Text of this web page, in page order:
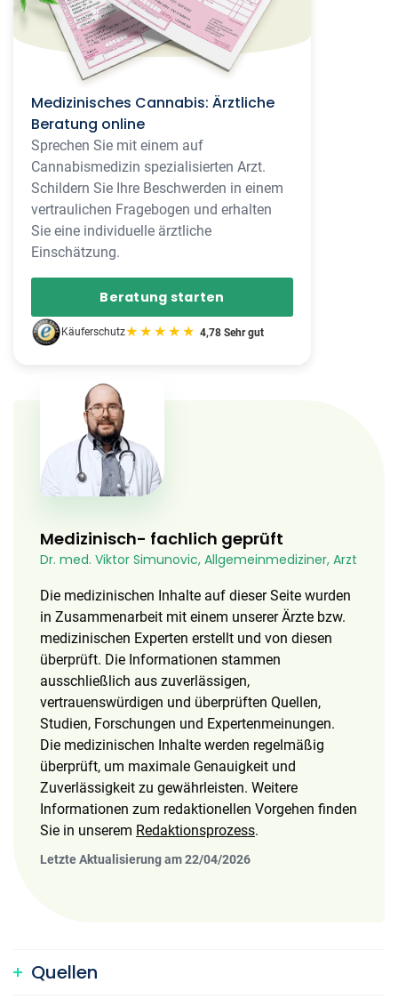
Medizinisches Cannabis: Ärztliche
Beratung online
Sprechen Sie mit einem auf
Cannabismedizin spezialisierten Arzt.
Schildern Sie Ihre Beschwerden in einem
vertraulichen Fragebogen und erhalten
Sie eine individuelle ärztliche
Einschätzung.
Beratung starten
Käuferschutz★★★★★ 4,78 Sehr gut
Medizinisch- fachlich geprüft
Dr. med. Viktor Simunovic, Allgemeinmediziner, Arzt
Die medizinischen Inhalte auf dieser Seite wurden
in Zusammenarbeit mit einem unserer Ärzte bzw.
medizinischen Experten erstellt und von diesen
überprüft. Die Informationen stammen
ausschließlich aus zuverlässigen,
vertrauenswürdigen und überprüften Quellen,
Studien, Forschungen und Expertenmeinungen.
Die medizinischen Inhalte werden regelmäßig
überprüft, um maximale Genauigkeit und
Zuverlässigkeit zu gewährleisten. Weitere
Informationen zum redaktionellen Vorgehen finden
Sie in unserem Redaktionsprozess.
Letzte Aktualisierung am 22/04/2026
Quellen